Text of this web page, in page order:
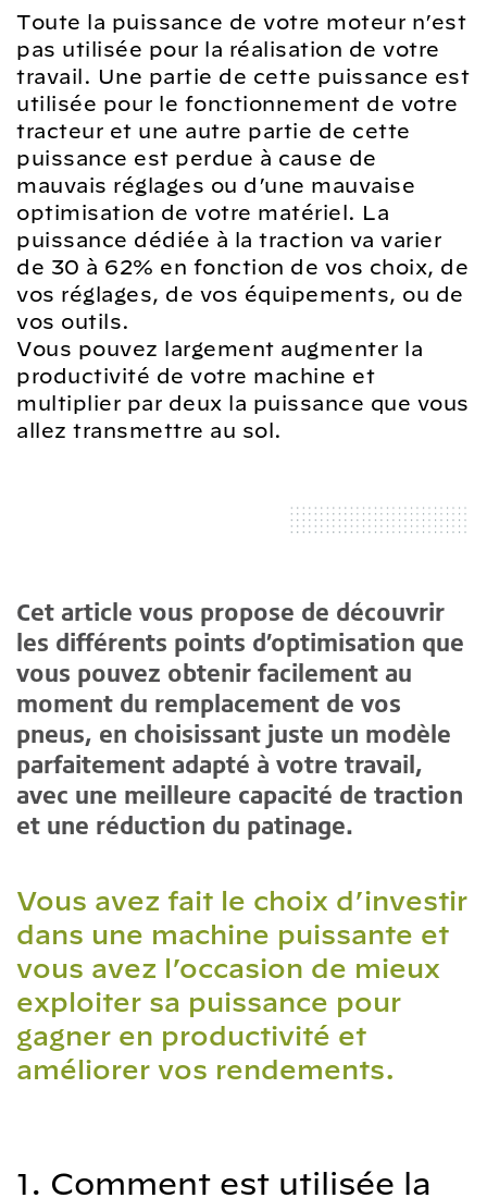
Toute la puissance de votre moteur n’est
pas utilisée pour la réalisation de votre
travail. Une partie de cette puissance est
utilisée pour le fonctionnement de votre
tracteur et une autre partie de cette
puissance est perdue à cause de
mauvais réglages ou d’une mauvaise
optimisation de votre matériel. La
puissance dédiée à la traction va varier
de 30 à 62% en fonction de vos choix, de
vos réglages, de vos équipements, ou de
vos outils.
Vous pouvez largement augmenter la
productivité de votre machine et
multiplier par deux la puissance que vous
allez transmettre au sol.
Cet article vous propose de découvrir
les différents points d’optimisation que
vous pouvez obtenir facilement au
moment du remplacement de vos
pneus, en choisissant juste un modèle
parfaitement adapté à votre travail,
avec une meilleure capacité de traction
et une réduction du patinage.
Vous avez fait le choix d’investir
dans une machine puissante et
vous avez l’occasion de mieux
exploiter sa puissance pour
gagner en productivité et
améliorer vos rendements.
1. Comment est utilisée la